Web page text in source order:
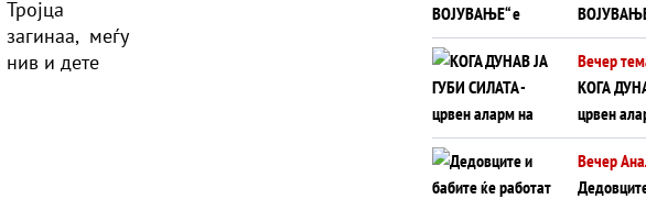
Вечер
КОГА
црвен
плоча од
Црното
Вечер